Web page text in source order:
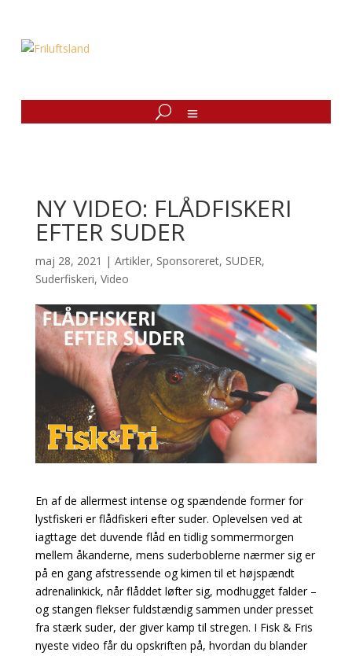
NY VIDEO: FLÅDFISKERI
EFTER SUDER
maj 28, 2021 | Artikler, Sponsoreret, SUDER,
Suderfiskeri, Video
En af de allermest intense og spændende former for
lystfiskeri er flådfiskeri efter suder. Oplevelsen ved at
iagttage det duvende flåd en tidlig sommermorgen
mellem åkanderne, mens suderboblerne nærmer sig er
på en gang afstressende og kimen til et højspændt
adrenalinkick, når flåddet løfter sig, modhugget falder –
og stangen flekser fuldstændig sammen under presset
fra stærk suder, der giver kamp til stregen. I Fisk & Fris
nyeste video får du opskriften på, hvordan du blander